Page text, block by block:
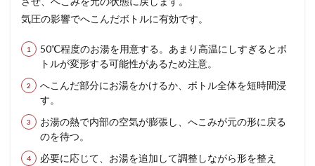
気圧の影響でへこんだボトルに有効です。
50℃程度のお湯を用意する。あまり高温にしすぎるとボ
トルが変形する可能性があるため注意。
へこんだ部分にお湯をかけるか、ボトル全体を短時間浸
す。
お湯の熱で内部の空気が膨張し、へこみが元の形に戻る
のを待つ。
必要に応じて、お湯を追加して調整しながら形を整え